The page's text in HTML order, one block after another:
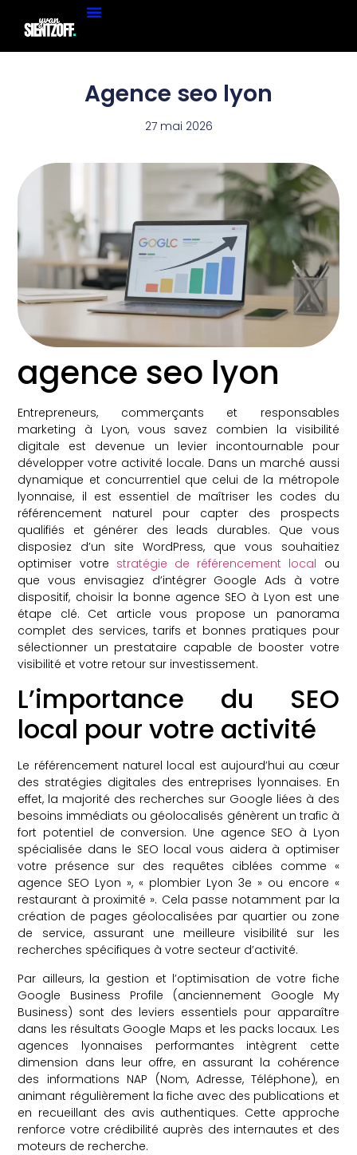
Agence seo lyon
27 mai 2026
agence seo lyon
Entrepreneurs, commerçants et responsables
marketing à Lyon, vous savez combien la visibilité
digitale est devenue un levier incontournable pour
développer votre activité locale. Dans un marché aussi
dynamique et concurrentiel que celui de la métropole
lyonnaise, il est essentiel de maîtriser les codes du
référencement naturel pour capter des prospects
qualifiés et générer des leads durables. Que vous
disposiez d’un site WordPress, que vous souhaitiez
optimiser votre stratégie de référencement local ou
que vous envisagiez d’intégrer Google Ads à votre
dispositif, choisir la bonne agence SEO à Lyon est une
étape clé. Cet article vous propose un panorama
complet des services, tarifs et bonnes pratiques pour
sélectionner un prestataire capable de booster votre
visibilité et votre retour sur investissement.
L’importance du SEO
local pour votre activité
Le référencement naturel local est aujourd’hui au cœur
des stratégies digitales des entreprises lyonnaises. En
effet, la majorité des recherches sur Google liées à des
besoins immédiats ou géolocalisés génèrent un trafic à
fort potentiel de conversion. Une agence SEO à Lyon
spécialisée dans le SEO local vous aidera à optimiser
votre présence sur des requêtes ciblées comme «
agence SEO Lyon », « plombier Lyon 3e » ou encore «
restaurant à proximité ». Cela passe notamment par la
création de pages géolocalisées par quartier ou zone
de service, assurant une meilleure visibilité sur les
recherches spécifiques à votre secteur d’activité.
Par ailleurs, la gestion et l’optimisation de votre fiche
Google Business Profile (anciennement Google My
Business) sont des leviers essentiels pour apparaître
dans les résultats Google Maps et les packs locaux. Les
agences lyonnaises performantes intègrent cette
dimension dans leur offre, en assurant la cohérence
des informations NAP (Nom, Adresse, Téléphone), en
animant régulièrement la fiche avec des publications et
en recueillant des avis authentiques. Cette approche
renforce votre crédibilité auprès des internautes et des
moteurs de recherche.